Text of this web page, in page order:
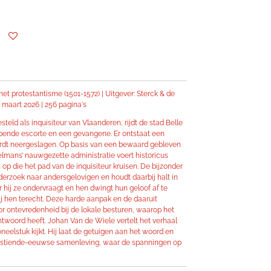
protestantisme (1501-1572) | Uitgever: Sterck & de
maart 2026 | 256 pagina's
als inquisiteur van Vlaanderen, rijdt de stad Belle
escorte en een gevangene. Er ontstaat een
neergeslagen. Op basis van een bewaard gebleven
nauwgezette administratie voert historicus
die het pad van de inquisiteur kruisen. De bijzonder
naar andersgelovigen en houdt daarbij halt in
ze ondervraagt en hen dwingt hun geloof af te
hen terecht. Deze harde aanpak en de daaruit
ontevredenheid bij de lokale besturen, waarop het
heeft. Johan Van de Wiele vertelt het verhaal
kijkt. Hij laat de getuigen aan het woord en
eeuwse samenleving, waar de spanningen op